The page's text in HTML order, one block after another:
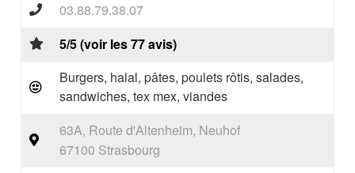
03.88.79.38.07
5/5 (voir les 77 avis)
Burgers, halal, pâtes, poulets rôtis, salades,
sandwiches, tex mex, viandes
63A, Route d'Altenheim, Neuhof
67100 Strasbourg